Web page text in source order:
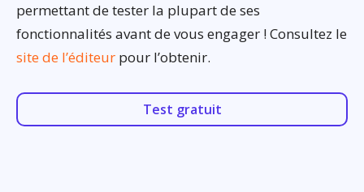
permettant de tester la plupart de ses
fonctionnalités avant de vous engager ! Consultez le
site de l’éditeur pour l’obtenir.
Test gratuit